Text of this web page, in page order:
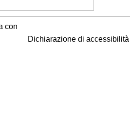
con
Dichiarazione di